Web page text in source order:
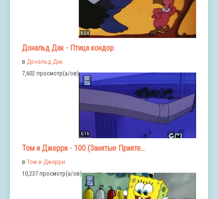
8:04
Дональд Дак - Птица кондор
в Дональд Дак
7,602 просмотр(а/ов)
6:16
Том и Джерри - 100 (Занятые Прияте...
в Том и Джерри
10,237 просмотр(а/ов)